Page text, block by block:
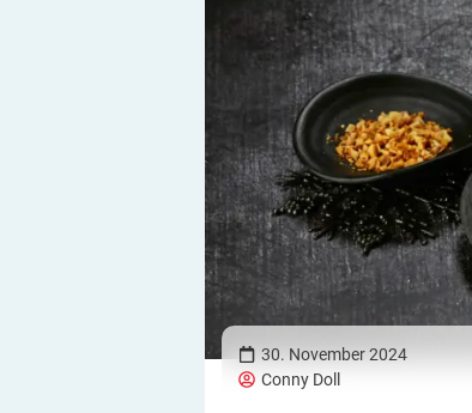
30. November 2024
Conny Doll